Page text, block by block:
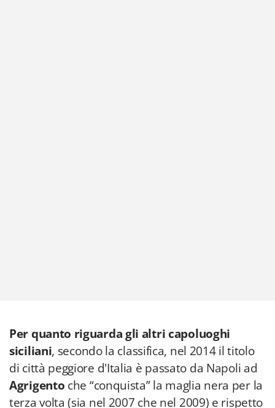
Per quanto riguarda gli altri capoluoghi
siciliani, secondo la classifica, nel 2014 il titolo
di città peggiore d'Italia è passato da Napoli ad
Agrigento che “conquista” la maglia nera per la
terza volta (sia nel 2007 che nel 2009) e rispetto